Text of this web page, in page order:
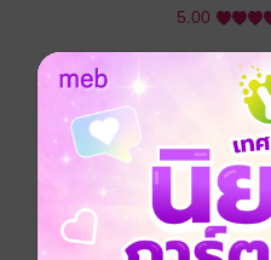
5.00
อยากได้ ซื้อเป็นของขวัญ
ประเภทไฟล์